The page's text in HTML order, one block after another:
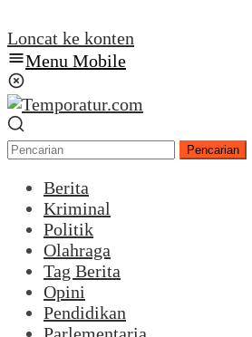
Loncat ke konten
Menu Mobile
Pencarian
Berita
Kriminal
Politik
Olahraga
Tag Berita
Opini
Pendidikan